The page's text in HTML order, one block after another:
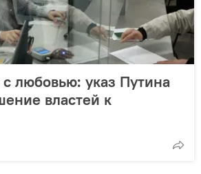
любовью: указ Путина
властей к